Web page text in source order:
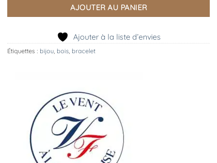
AJOUTER AU PANIER
Ajouter à la liste d’envies
Étiquettes : bijou bois bracelet